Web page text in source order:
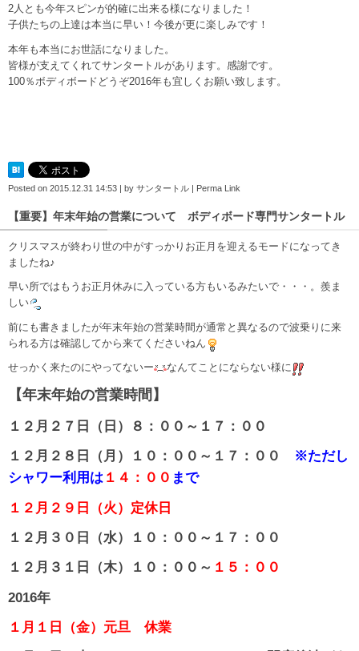
2人とも今年スピンが的確に出来る様になりました！
子供たちの上達は本当に早い！今後が更に楽しみです！
本年も本当にお世話になりました。
皆様が支えてくれてサンタートルがあります。感謝です。
100％ボディボードどうぞ2016年も宜しくお願い致します。
Posted on 2015.12.31 14:53 | by サンタートル | Perma Link
【重要】年末年始の営業について ボディボード専門サンタートル
クリスマスが終わり世の中がすっかりお正月を迎えるモードになってき
ましたね♪
早い所ではもうお正月休みに入っている方もいるみたいで・・・。羨ま
しい
前にも書きましたが年末年始の営業時間が通常と異なるので波乗りに来
られる方は確認してから来てくださいねん
せっかく来たのにやってないー なんてことにならない様に
【年末年始の営業時間】
１２月２７日（日）８：００～１７：００
１２月２８日（月）１０：００～１７：００
※ただし
シャワー利用は １４：００ まで
１２月２９日（火）定休日
１２月３０日（水）１０：００～１７：００
１２月３１日（木）１０：００～ １５：００
2016年
１月１日（金）元旦 休業